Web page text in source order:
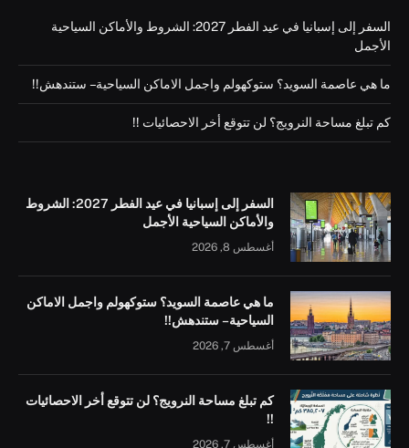
السفر إلى إسبانيا في عيد الفطر 2027: الشروط والأماكن السياحية
الأجمل
ما هي عاصمة السويد؟ ستوكهولم واجمل الاماكن السياحية – ستندهش!!
كم تبلغ مساحة النرويج؟ لن تتوقع أخر الاحصائيات !!
السفر إلى إسبانيا في عيد الفطر 2027: الشروط
والأماكن السياحية الأجمل
أغسطس 8, 2026
ما هي عاصمة السويد؟ ستوكهولم واجمل الاماكن
السياحية – ستندهش!!
أغسطس 7, 2026
كم تبلغ مساحة النرويج؟ لن تتوقع أخر الاحصائيات
!!
أغسطس 7, 2026